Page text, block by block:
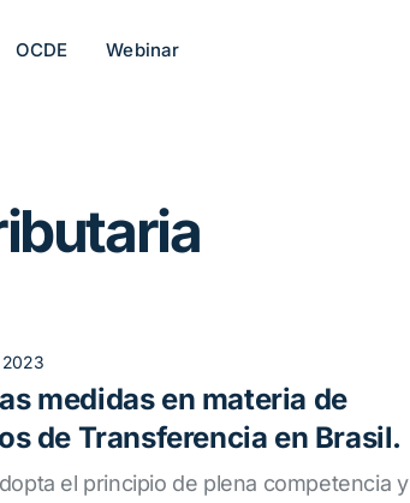
OCDE Webinar
2023
medidas en materia de
de Transferencia en Brasil.
el principio de plena competencia y